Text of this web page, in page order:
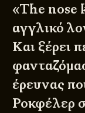
«The nose
αγγλικό
Και ξέρει
έρευνας
Ροκφέλερ